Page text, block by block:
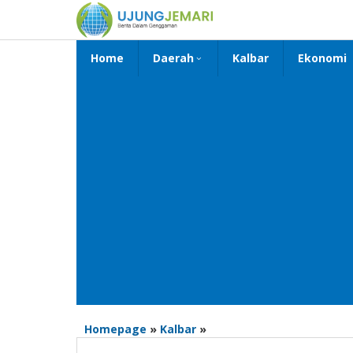
konten
Home Daerah Kalbar Ekonomi
Homepage » Kalbar »Resmikan